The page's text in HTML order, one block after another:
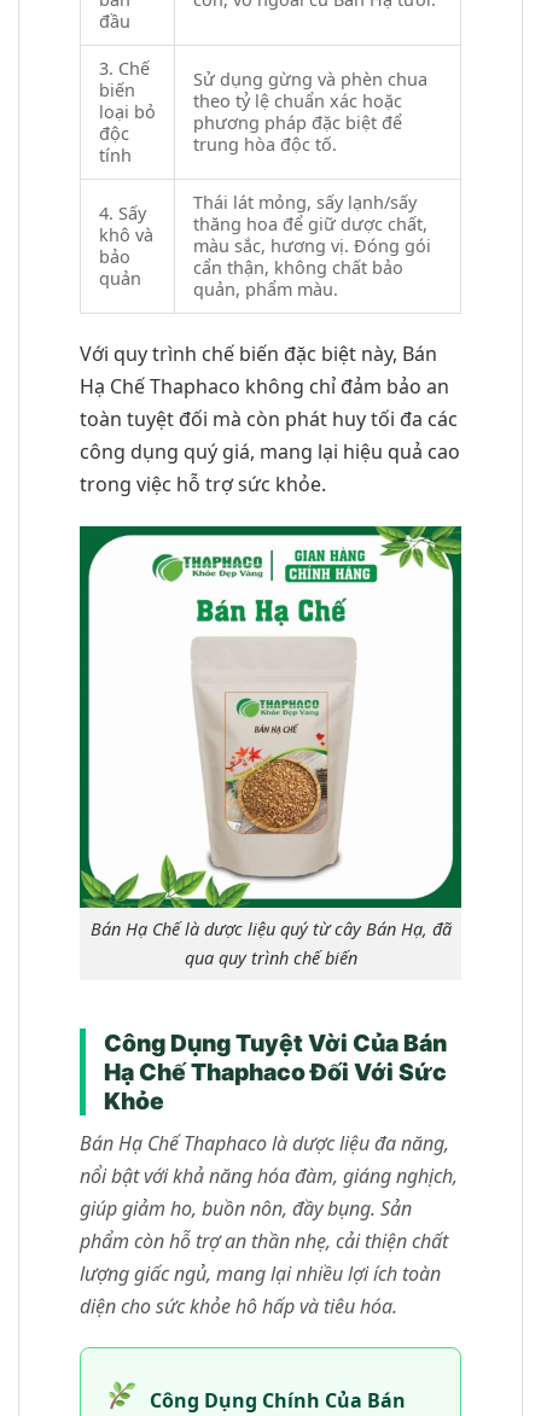
đầu
3. Chế
biến
loại bỏ
độc
tính
Sử dụng gừng và phèn chua
theo tỷ lệ chuẩn xác hoặc
phương pháp đặc biệt để
trung hòa độc tố.
4. Sấy
khô và
bảo
quản
Thái lát mỏng, sấy lạnh/sấy
thăng hoa để giữ dược chất,
màu sắc, hương vị. Đóng gói
cẩn thận, không chất bảo
quản, phẩm màu.
Với quy trình chế biến đặc biệt này, Bán
Hạ Chế Thaphaco không chỉ đảm bảo an
toàn tuyệt đối mà còn phát huy tối đa các
công dụng quý giá, mang lại hiệu quả cao
trong việc hỗ trợ sức khỏe.
Bán Hạ Chế là dược liệu quý từ cây Bán Hạ, đã
qua quy trình chế biến
Công Dụng Tuyệt Vời Của Bán
Hạ Chế Thaphaco Đối Với Sức
Khỏe
Bán Hạ Chế Thaphaco là dược liệu đa năng,
nổi bật với khả năng hóa đàm, giáng nghịch,
giúp giảm ho, buồn nôn, đầy bụng. Sản
phẩm còn hỗ trợ an thần nhẹ, cải thiện chất
lượng giấc ngủ, mang lại nhiều lợi ích toàn
diện cho sức khỏe hô hấp và tiêu hóa.
Công Dụng Chính Của Bán